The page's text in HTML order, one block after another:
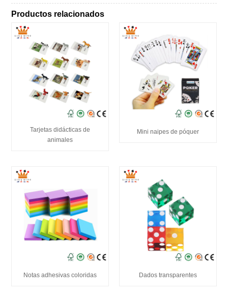
Productos relacionados
Tarjetas didácticas de
animales
Mini naipes de póquer
Notas adhesivas coloridas Dados transparentes